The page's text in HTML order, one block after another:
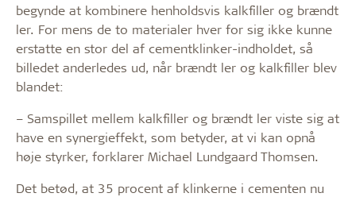
begynde at kombinere henholdsvis kalkfiller og brændt
ler. For mens de to materialer hver for sig ikke kunne
erstatte en stor del af cementklinker-indholdet, så
billedet anderledes ud, når brændt ler og kalkfiller blev
blandet:
– Samspillet mellem kalkfiller og brændt ler viste sig at
have en synergieffekt, som betyder, at vi kan opnå
høje styrker, forklarer Michael Lundgaard Thomsen.
Det betød, at 35 procent af klinkerne i cementen nu